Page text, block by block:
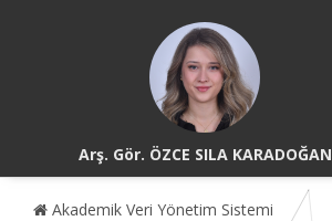
Arş. Gör. ÖZCE SILA KARADOĞAN
Akademik Veri Yönetim Sistemi